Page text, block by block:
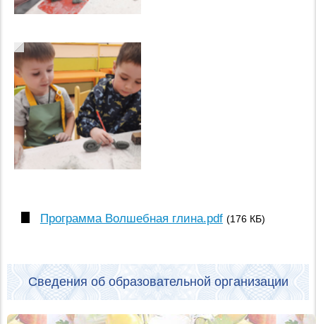
Программа Волшебная глина.pdf (176 КБ)
Сведения об образовательной организации